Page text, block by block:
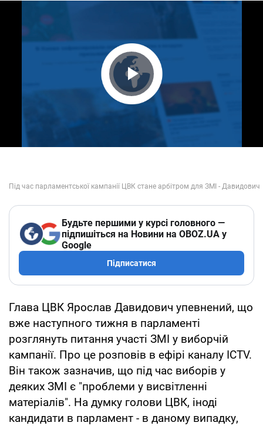
Play Video
Будьте першими у курсі головного —
підпишіться на Новини на OBOZ.UA у
Google
Підписатися
Глава ЦВК Ярослав Давидович упевнений, що
вже наступного тижня в парламенті
розглянуть питання участі ЗМІ у виборчій
кампанії. Про це розповів в ефірі каналу ICTV.
Він також зазначив, що під час виборів у
деяких ЗМІ є "проблеми у висвітленні
матеріалів". На думку голови ЦВК, іноді
кандидати в парламент - в даному випадку,